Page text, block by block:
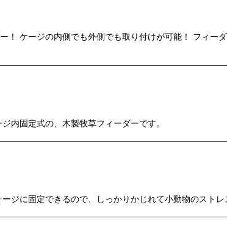
！ ケージの内側でも外側でも取り付けが可能！ フィ
内固定式の、木製牧草フィーダーです。
ジに固定できるので、しっかりかじれて小動物のスト